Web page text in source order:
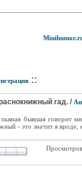
::
гад. /
бывшая говорит
- это значит я вроде,